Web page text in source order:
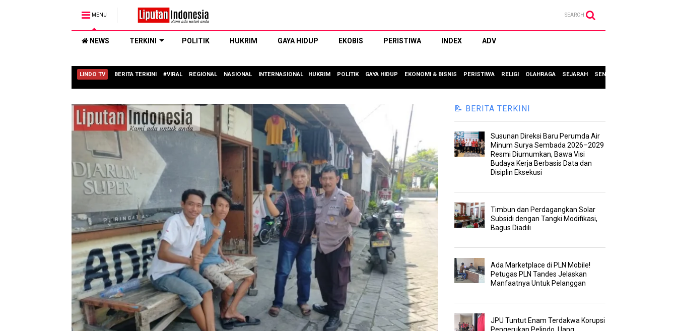
MENU SEARCH
NEWS TERKINI POLITIK HUKRIM GAYA HIDUP EKOBIS PERISTIWA INDEX ADV
LINDO TV BERITA TERKINI #VIRAL REGIONAL NASIONAL INTERNASIONAL HUKRIM POLITIK GAYA HIDUP EKONOMI & BISNIS PERISTIWA RELIGI OLAHRAGA SEJARAH SENI & BUDAYA
📝 BERITA TERKINI
Susunan Direksi Baru Perumda Air
Minum Surya Sembada 2026–2029
Resmi Diumumkan, Bawa Visi
Budaya Kerja Berbasis Data dan
Disiplin Eksekusi
Timbun dan Perdagangkan Solar
Subsidi dengan Tangki Modifikasi,
Bagus Diadili
Ada Marketplace di PLN Mobile!
Petugas PLN Tandes Jelaskan
Manfaatnya Untuk Pelanggan
JPU Tuntut Enam Terdakwa Korupsi